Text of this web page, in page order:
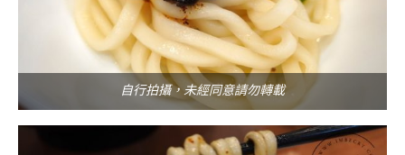
自行拍攝，未經同意請勿轉載